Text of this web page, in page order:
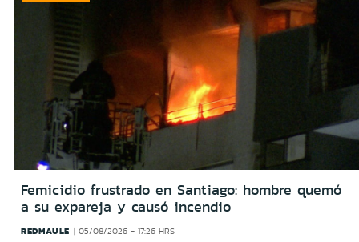
Femicidio frustrado en Santiago: hombre quemó
a su expareja y causó incendio
REDMAULE 05/08/2026 - 17:26 HRS